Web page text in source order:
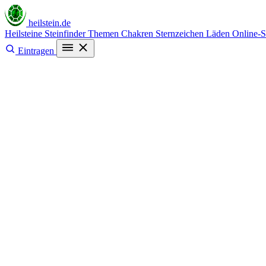
heilstein.de
Heilsteine SteinfinderThemen Chakren Sternzeichen Läden Online-
Eintragen